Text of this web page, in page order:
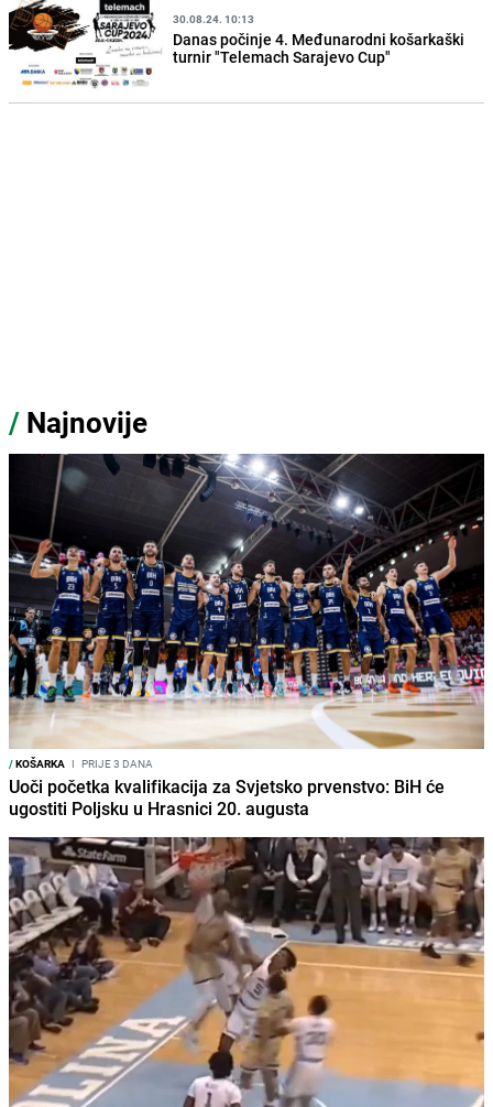
30.08.24. 10:13
Danas počinje 4. Međunarodni košarkaški
turnir "Telemach Sarajevo Cup"
/ Najnovije
/KOŠARKA I PRIJE 3 DANA
Uoči početka kvalifikacija za Svjetsko prvenstvo: BiH će
ugostiti Poljsku u Hrasnici 20. augusta